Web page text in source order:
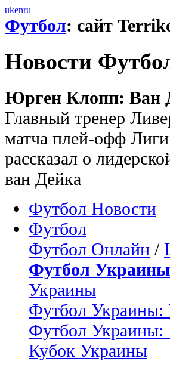
ukenru
Футбол: сайт
Новости
Юрген Клопп: Ван
Главный тренер
матча плей-офф
рассказал о
ван Дейка
Футбол Новости
Футбол
Футбол Онлайн /
Футбол Украины
Украины
Футбол Украины:
Футбол Украины:
Кубок Украины